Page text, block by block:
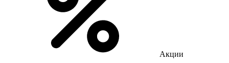
Акции